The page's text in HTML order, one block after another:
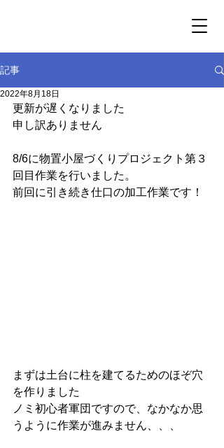
記事
2022年8月18日
更新が遅くなりました
申し訳ありません
8/6に物置小屋づくりプロジェクト第３
回目作業を行いました。
前回に引き続き仕口の加工作業です！
まずは土台に柱を建てるためのほぞ穴
を作りました
ノミ初心者軍団ですので、なかなか思
うように作業が進みません、、、